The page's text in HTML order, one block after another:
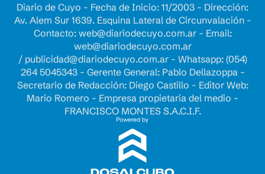
Diario de Cuyo - Fecha de Inicio: 11/2003 - Dirección:
Av. Alem Sur 1639. Esquina Lateral de Circunvalación -
Contacto: web@diariodecuyo.com.ar- Email:
web@diariodecuyo.com.ar
/ publicidad@diariodecuyo.com.ar- Whatsapp: (054)
264 5045343 - Gerente General: Pablo Dellazoppa -
Secretario de Redacción: Diego Castillo - Editor Web:
Mario Romero - Empresa propietaria del medio -
FRANCISCO MONTES S.A.C.I.F.